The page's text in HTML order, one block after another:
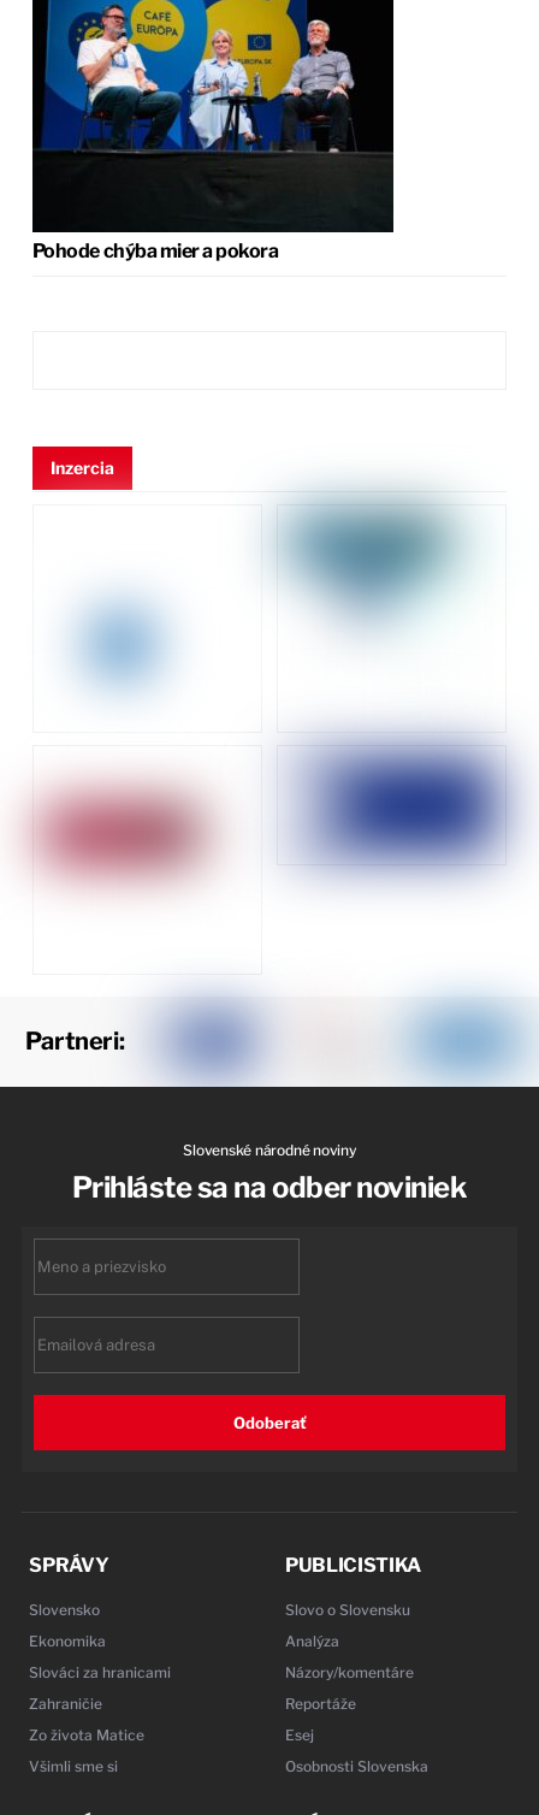
Pohode chýba mier a pokora
Inzercia
Partneri:
Slovenské národné noviny
Prihláste sa na odber noviniek
Odoberať
SPRÁVY
Slovensko
Ekonomika
Slováci za hranicami
Zahraničie
Zo života Matice
Všimli sme si
PUBLICISTIKA
Slovo o Slovensku
Analýza
Názory/komentáre
Reportáže
Esej
Osobnosti Slovenska